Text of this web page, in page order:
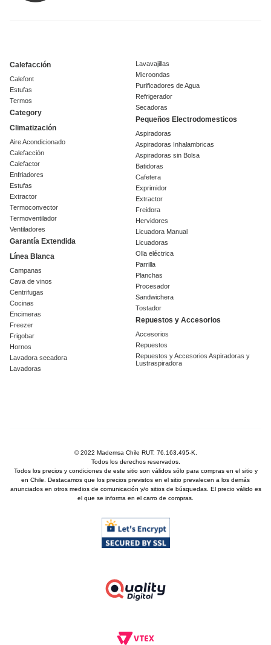
Calefacción
Calefont
Estufas
Termos
Category
Climatización
Aire Acondicionado
Calefacción
Calefactor
Enfriadores
Estufas
Extractor
Termoconvector
Termoventilador
Ventiladores
Garantía Extendida
Línea Blanca
Campanas
Cava de vinos
Centrifugas
Cocinas
Encimeras
Freezer
Frigobar
Hornos
Lavadora secadora
Lavadoras
Lavavajillas
Microondas
Purificadores de Agua
Refrigerador
Secadoras
Pequeños Electrodomesticos
Aspiradoras
Aspiradoras Inhalambricas
Aspiradoras sin Bolsa
Batidoras
Cafetera
Exprimidor
Extractor
Freidora
Hervidores
Licuadora Manual
Licuadoras
Olla eléctrica
Parrilla
Planchas
Procesador
Sandwichera
Tostador
Repuestos y Accesorios
Accesorios
Repuestos
Repuestos y Accesorios Aspiradoras y
Lustraspiradora
© 2022 Mademsa Chile RUT: 76.163.495-K.
Todos los derechos reservados.
Todos los precios y condiciones de este sitio son válidos sólo para compras en el sitio y
en Chile. Destacamos que los precios previstos en el sitio prevalecen a los demás
anunciados en otros medios de comunicación y/o sitios de búsquedas. El precio válido es
el que se informa en el carro de compras.